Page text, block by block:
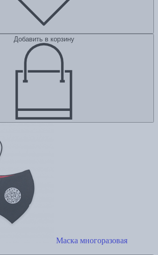
Добавить в корзину
Маска многоразовая